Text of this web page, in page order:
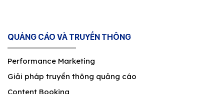
QUẢNG CÁO VÀ TRUYỀN THÔNG
Performance Marketing
Giải pháp truyền thông quảng cáo
Content Booking